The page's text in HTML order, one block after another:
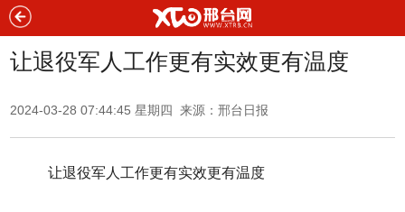
让退役军人工作更有实效更有温度
2024-03-28 07:44:45 星期四 来源：邢台日报
让退役军人工作更有实效更有温度